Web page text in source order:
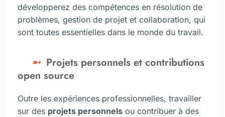
développerez des compétences en résolution de
problèmes, gestion de projet et collaboration, qui
sont toutes essentielles dans le monde du travail.
Projets personnels et contributions
open source
Outre les expériences professionnelles, travailler
sur des projets personnels ou contribuer à des